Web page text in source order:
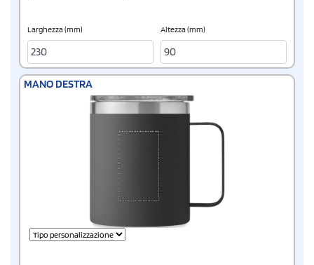
Larghezza (mm) Altezza (mm)
MANO DESTRA